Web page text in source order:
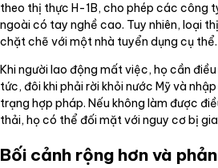
theo thị thực H-1B, cho phép các công
ngoài có tay nghề cao. Tuy nhiên, loại
chặt chẽ với một nhà tuyển dụng cụ thể.
Khi người lao động mất việc, họ cần
tức, đôi khi phải rời khỏi nước Mỹ và
trạng hợp pháp. Nếu không làm được
thải, họ có thể đối mặt với nguy cơ bị
Bối cảnh rộng hơn và